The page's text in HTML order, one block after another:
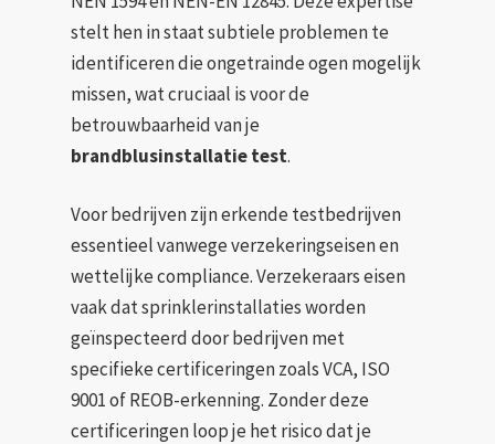
stelt hen in staat subtiele problemen te
identificeren die ongetrainde ogen mogelijk
missen, wat cruciaal is voor de
betrouwbaarheid van je
brandblusinstallatie test.
Voor bedrijven zijn erkende testbedrijven
essentieel vanwege verzekeringseisen en
wettelijke compliance. Verzekeraars eisen
vaak dat sprinklerinstallaties worden
geïnspecteerd door bedrijven met
specifieke certificeringen zoals VCA, ISO
9001 of REOB-erkenning. Zonder deze
certificeringen loop je het risico dat je